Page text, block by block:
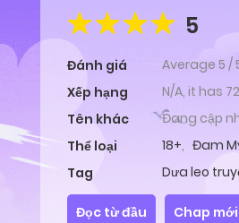
5
Đánh giá Average 5 /
Xếp hạng
N/A, it has
Tên khác
Đang cập
Thể loại
18+, Đam
Tag
Dưa leo
Đọc từ đầu Chap